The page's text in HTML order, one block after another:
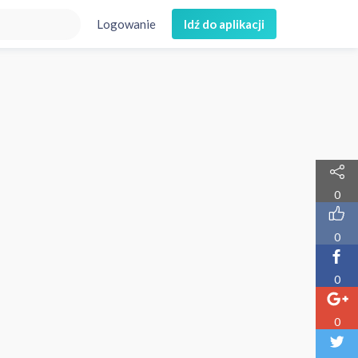
Logowanie Idź do aplikacji
0
0
0
0